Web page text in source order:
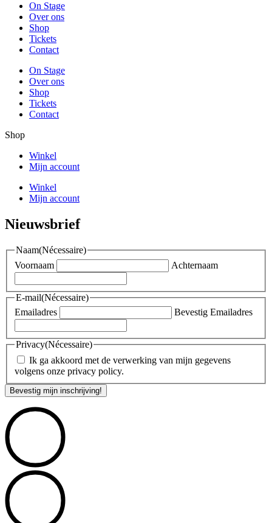
On Stage
Over ons
Shop
Tickets
Contact
On Stage
Over ons
Shop
Tickets
Contact
Shop
Winkel
Mijn account
Winkel
Mijn account
Nieuwsbrief
Naam(Nécessaire)
Voornaam
Achternaam
E-mail(Nécessaire)
Emailadres
Bevestig Emailadres
Privacy(Nécessaire)
Ik ga akkoord met de verwerking van mijn gegevens
volgens onze privacy policy.